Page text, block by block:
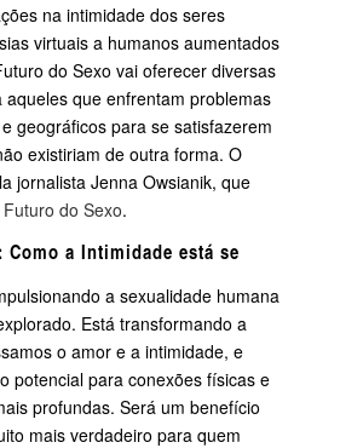
na intimidade dos seres
virtuais a humanos aumentados
do Sexo vai oferecer diversas
que enfrentam problemas
geográficos para se satisfazerem
existiriam de outra forma. O
jornalista Jenna Owsianik, que
Futuro do Sexo.
a Intimidade está se
a sexualidade humana
Está transformando a
o amor e a intimidade, e
potencial para conexões físicas e
profundas. Será um benefício
mais verdadeiro para quem